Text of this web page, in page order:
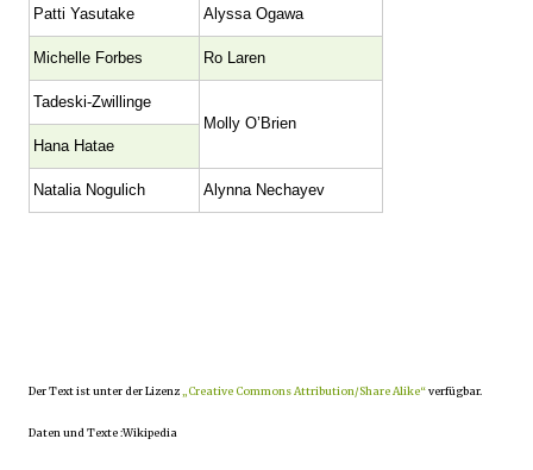
Patti Yasutake Alyssa Ogawa
Michelle Forbes Ro Laren
Tadeski-Zwillinge
Molly O’Brien
Hana Hatae
Natalia Nogulich Alynna Nechayev
Der Text ist unter der Lizenz „Creative Commons Attribution/Share Alike“verfügbar.
Daten und Texte :Wikipedia